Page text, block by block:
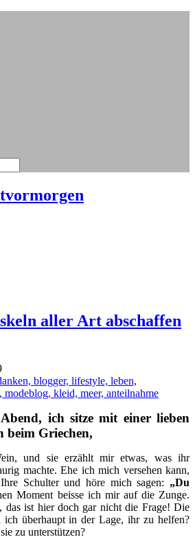
aller Art abschaffen
ich sitze mit einer lieben
beim Griechen,
und sie erzählt mir etwas, was ihr
machte. Ehe ich mich versehen kann,
Schulter und höre mich sagen: „Du
Moment beisse ich mir auf die Zunge.
das ist hier doch gar nicht die Frage! Die
überhaupt in der Lage, ihr zu helfen?
zu unterstützen?